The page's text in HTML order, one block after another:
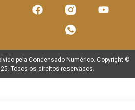
pela Condensado Numérico . Copyright ©
Todos os direitos reservados.